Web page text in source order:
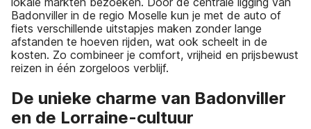
Badonviller in de regio Moselle kun je met de auto of
fiets verschillende uitstapjes maken zonder lange
afstanden te hoeven rijden, wat ook scheelt in de
kosten. Zo combineer je comfort, vrijheid en prijsbewust
reizen in één zorgeloos verblijf.
De unieke charme van Badonviller
en de Lorraine-cultuur